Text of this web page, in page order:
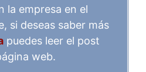
la empresa en el
si deseas saber más
puedes leer el post
web.